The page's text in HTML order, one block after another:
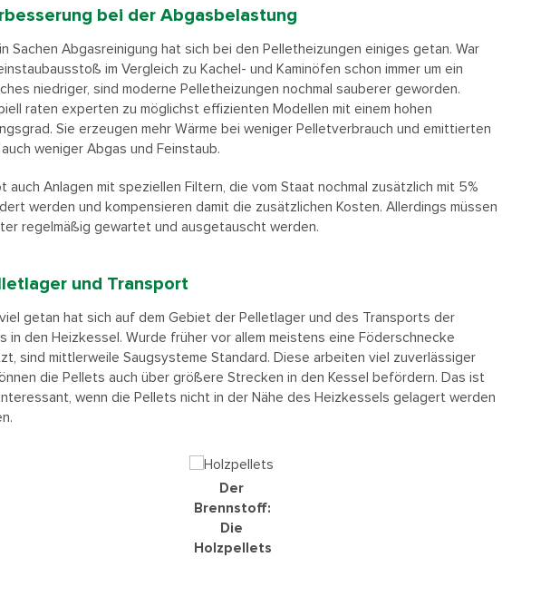
bei der Abgasbelastung
Sachen Abgasreinigung hat sich bei den Pelletheizungen einiges getan. War
im Vergleich zu Kachel- und Kaminöfen schon immer um ein
niedriger, sind moderne Pelletheizungen nochmal sauberer geworden.
raten experten zu möglichst effizienten Modellen mit einem hohen
Sie erzeugen mehr Wärme bei weniger Pelletverbrauch und emittierten
weniger Abgas und Feinstaub.
auch Anlagen mit speziellen Filtern, die vom Staat nochmal zusätzlich mit 5%
werden und kompensieren damit die zusätzlichen Kosten. Allerdings müssen
regelmäßig gewartet und ausgetauscht werden.
und Transport
getan hat sich auf dem Gebiet der Pelletlager und des Transports der
in den Heizkessel. Wurde früher vor allem meistens eine Föderschnecke
sind mittlerweile Saugsysteme Standard. Diese arbeiten viel zuverlässiger
die Pellets auch über größere Strecken in den Kessel befördern. Das ist
wenn die Pellets nicht in der Nähe des Heizkessels gelagert werden
Der
Brennstoff:
Die
Holzpellets